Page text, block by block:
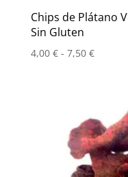
Chips de Plátano
Sin Gluten
4,00 € - 7,50 €Rango
hasta
7,50 €